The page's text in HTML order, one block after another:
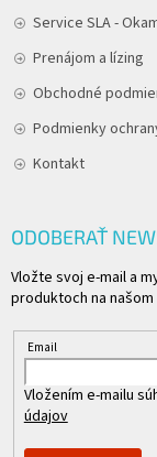
Service SLA -
Prenájom a lízing
Obchodné
Podmienky
Kontakt
ODOBERAŤ
Vložte svoj e-mail a
produktoch na
Email
Vložením e-mailu
údajov